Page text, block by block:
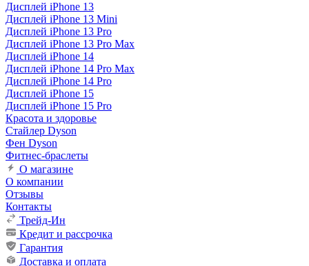
Дисплей iPhone 13
Дисплей iPhone 13 Mini
Дисплей iPhone 13 Pro
Дисплей iPhone 13 Pro Max
Дисплей iPhone 14
Дисплей iPhone 14 Pro Max
Дисплей iPhone 14 Pro
Дисплей iPhone 15
Дисплей iPhone 15 Pro
Красота и здоровье
Стайлер Dyson
Фен Dyson
Фитнес-браслеты
О магазине
О компании
Отзывы
Контакты
Трейд-Ин
Кредит и рассрочка
Гарантия
Доставка и оплата